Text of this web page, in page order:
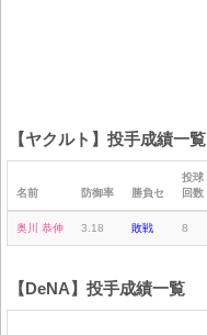
【ヤクルト】投手成績一覧
名前 防御率 勝負セ
投球
回数
奥川 恭伸 3.18 敗戦 8
【DeNA】投手成績一覧